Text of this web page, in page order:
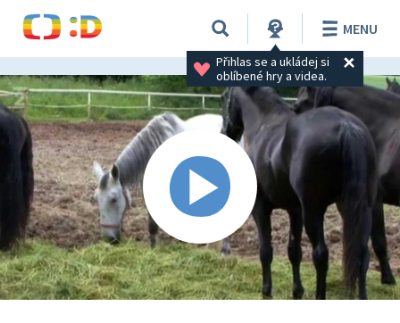
Přihlas se a ukládej si
oblíbené hry a videa.
MENU